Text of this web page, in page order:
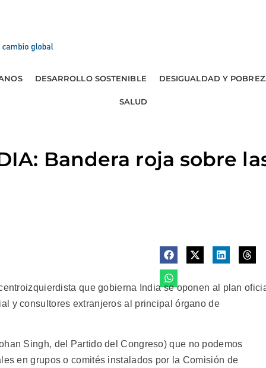
DESARROLLO SOSTENIBLE DESIGUALDAD Y
SALUD
Bandera roja sobre
que gobierna India se oponen al plan
y consultores extranjeros al principal órgano de
Singh, del Partido del Congreso) que no podemos
en grupos o comités instalados por la Comisión de